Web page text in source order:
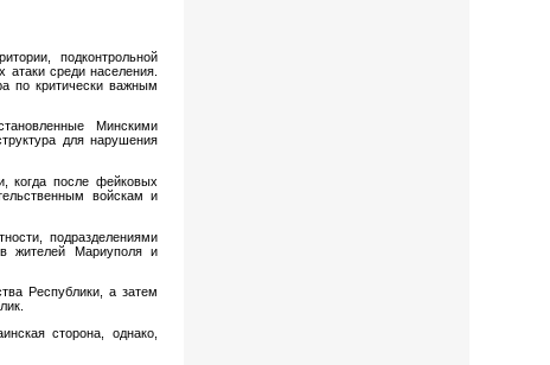
подконтрольной
среди населения.
по критически важным
Минскими
для нарушения
когда после фейковых
войскам и
подразделениями
жителей Мариуполя и
Республики, а затем
сторона, однако,